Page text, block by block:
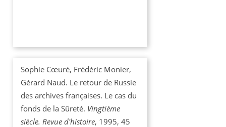
Sophie Cœuré, Frédéric Monier,
Gérard Naud. Le retour de Russie
des archives françaises. Le cas du
fonds de la Sûreté. Vingtième
siècle. Revue d'histoire, 1995, 45